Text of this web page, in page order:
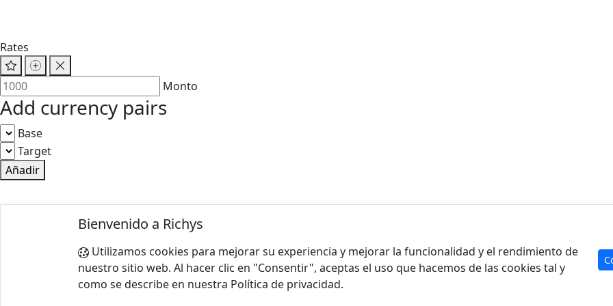
Rates
Monto
Add currency pairs
Base
Target
Añadir
© 2025 Richys
Condiciones de uso| Política de privacidad
Análisis de casos
Para expertos
Bienvenido a Richys
Utilizamos cookies para mejorar su experiencia y mejorar la funcionalidad y el rendimiento de
nuestro sitio web. Al hacer clic en "Consentir", aceptas el uso que hacemos de las cookies tal y
como se describe en nuestra Política de privacidad.